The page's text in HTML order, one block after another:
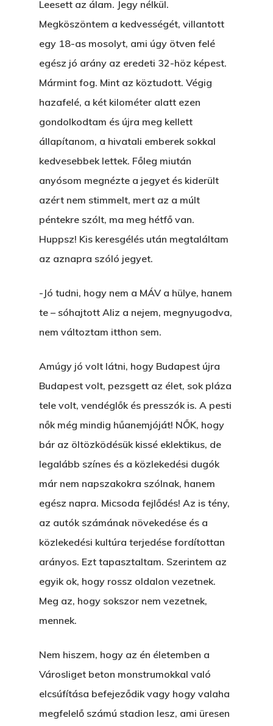
Leesett az álam. Jegy nélkül.
Megköszöntem a kedvességét, villantott
egy 18-as mosolyt, ami úgy ötven felé
egész jó arány az eredeti 32-höz képest.
Mármint fog. Mint az köztudott. Végig
hazafelé, a két kilométer alatt ezen
gondolkodtam és újra meg kellett
állapítanom, a hivatali emberek sokkal
kedvesebbek lettek. Főleg miután
anyósom megnézte a jegyet és kiderült
azért nem stimmelt, mert az a múlt
péntekre szólt, ma meg hétfő van.
Huppsz! Kis keresgélés után megtaláltam
az aznapra szóló jegyet.
-Jó tudni, hogy nem a MÁV a hülye, hanem
te – sóhajtott Aliz a nejem, megnyugodva,
nem változtam itthon sem.
Amúgy jó volt látni, hogy Budapest újra
Budapest volt, pezsgett az élet, sok pláza
tele volt, vendéglők és presszók is. A pesti
nők még mindig hűanemjóját! NŐK, hogy
bár az öltözködésük kissé eklektikus, de
legalább színes és a közlekedési dugók
már nem napszakokra szólnak, hanem
egész napra. Micsoda fejlődés! Az is tény,
az autók számának növekedése és a
közlekedési kultúra terjedése fordítottan
arányos. Ezt tapasztaltam. Szerintem az
egyik ok, hogy rossz oldalon vezetnek.
Meg az, hogy sokszor nem vezetnek,
mennek.
Nem hiszem, hogy az én életemben a
Városliget beton monstrumokkal való
elcsúfítása befejeződik vagy hogy valaha
megfelelő számú stadion lesz, ami üresen